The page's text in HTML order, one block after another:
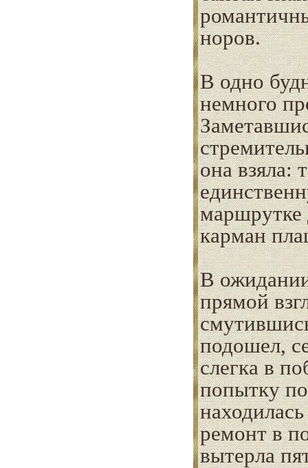
норов.
В одно
немного
она взяла:
маршрутке
карман
В
прямой
подошел,
слегка в
попытку
ремонт в
вытерла